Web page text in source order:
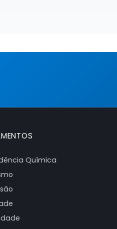
Química